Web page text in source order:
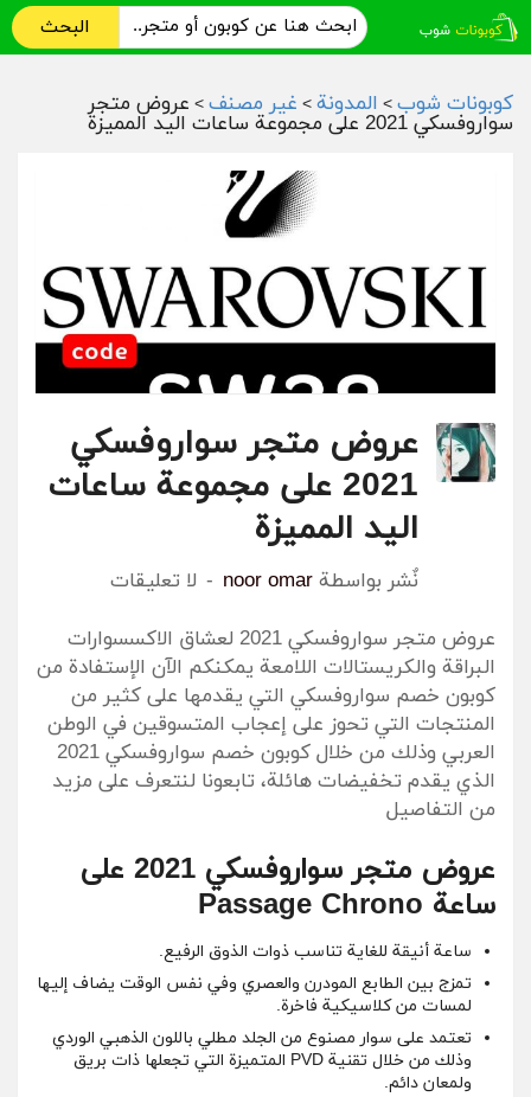
البحث
كوبونات شوب > المدونة > غير مصنف > عروض متجر
سواروفسكي 2021 على مجموعة ساعات اليد المميزة
عروض متجر سواروفسكي
2021 على مجموعة ساعات
اليد المميزة
نٌشر بواسطة noor omar لا تعليقات
عروض متجر سواروفسكي 2021 لعشاق الاكسسوارات
البراقة والكريستالات اللامعة يمكنكم الآن الإستفادة من
كوبون خصم سواروفسكي التي يقدمها على كثير من
المنتجات التي تحوز على إعجاب المتسوقين في الوطن
العربي وذلك من خلال كوبون خصم سواروفسكي 2021
الذي يقدم تخفيضات هائلة، تابعونا لنتعرف على مزيد
من التفاصيل
عروض متجر سواروفسكي 2021 على
ساعة Passage Chrono
ساعة أنيقة للغاية تناسب ذوات الذوق الرفيع.
تمزج بين الطابع المودرن والعصري وفي نفس الوقت يضاف إليها
لمسات من كلاسيكية فاخرة.
تعتمد على سوار مصنوع من الجلد مطلي باللون الذهبي الوردي
وذلك من خلال تقنية PVD المتميزة التي تجعلها ذات بريق
ولمعان دائم.